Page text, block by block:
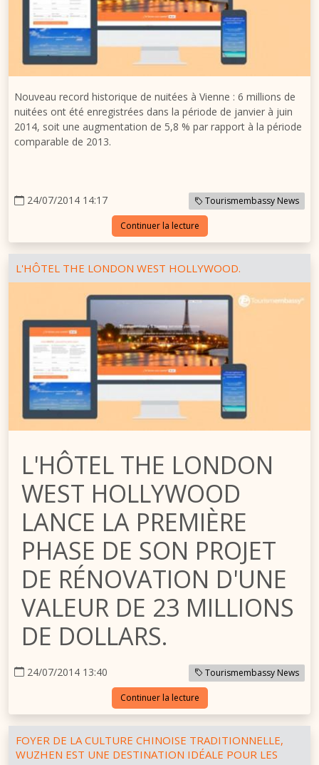
Nouveau record historique de nuitées à Vienne : 6 millions de
nuitées ont été enregistrées dans la période de janvier à juin
2014, soit une augmentation de 5,8 % par rapport à la période
comparable de 2013.
24/07/2014 14:17 Tourismembassy News
Continuer la lecture
L'HÔTEL THE LONDON WEST HOLLYWOOD.
L'HÔTEL THE LONDON
WEST HOLLYWOOD
LANCE LA PREMIÈRE
PHASE DE SON PROJET
DE RÉNOVATION D'UNE
VALEUR DE 23 MILLIONS
DE DOLLARS.
24/07/2014 13:40 Tourismembassy News
Continuer la lecture
FOYER DE LA CULTURE CHINOISE TRADITIONNELLE,
WUZHEN EST UNE DESTINATION IDÉALE POUR LES